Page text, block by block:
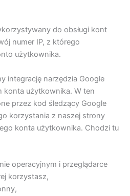
do obsługi kont
numer IP, z którego
użytkownika.
integrację narzędzia Google
konta użytkownika. W ten
przez kod śledzący Google
korzystania z naszej strony
konta użytkownika. Chodzi tu
operacyjnym i przeglądarce
korzystasz,